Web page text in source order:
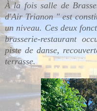
À la fois salle de
d'Air Trianon " est
un niveau. Ces deux
brasserie-restaurant
piste de danse,
terrasse.